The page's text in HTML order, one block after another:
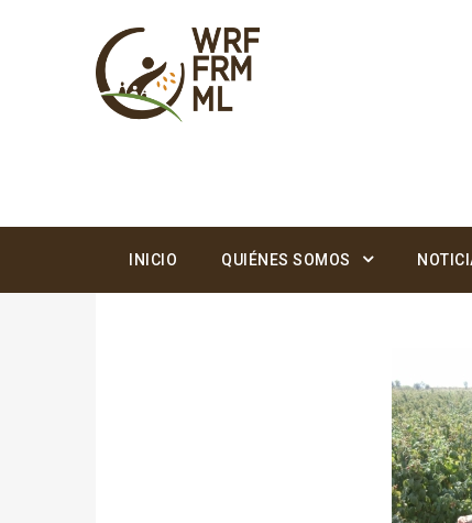
INICIO QUIÉNES SOMOS